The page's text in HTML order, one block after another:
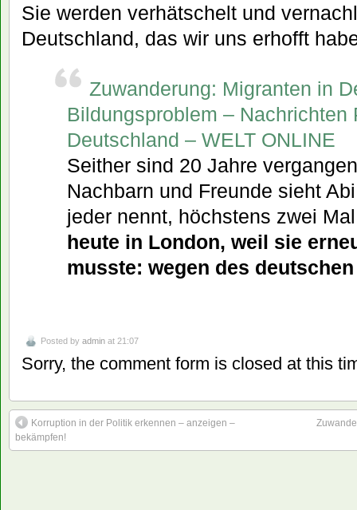
Sie werden verhätschelt und
Deutschland, das wir uns erhofft
Zuwanderung: Migranten in
Bildungsproblem – Nachrichten
Deutschland – WELT ONLINE
Seither sind 20 Jahre
Nachbarn und Freunde sieht
jeder nennt, höchstens zwei
heute in London, weil sie
musste: wegen des
Posted by admin at 21:07
Sorry, the comment form is closed at this
Korruption in der Politik erkennen – anzeigen –
bekämpfen!